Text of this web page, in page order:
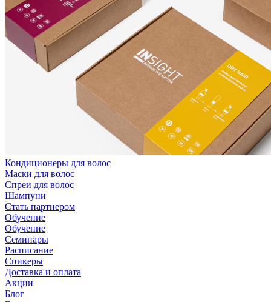
Кондиционеры для волос
Маски для волос
Спреи для волос
Шампуни
Стать партнером
Обучение
Обучение
Семинары
Расписание
Спикеры
Доставка и оплата
Акции
Блог